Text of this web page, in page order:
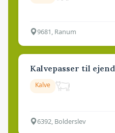
9681, Ranum
Kalvepasser til
Kalve
6392, Bolderslev